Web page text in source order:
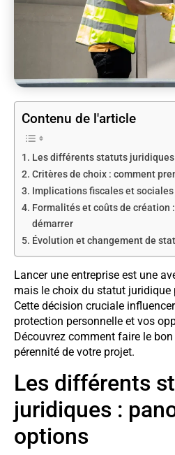
Contenu de l'article
Les différents statuts
Critères de choix : comment
Implications fiscales et
Formalités et coûts de création
démarrer
Évolution et changement de
Lancer une entreprise est une
mais le choix du statut juridique
Cette décision cruciale
protection personnelle et vos
Découvrez comment faire le
pérennité de votre projet.
Les différents
juridiques :
options